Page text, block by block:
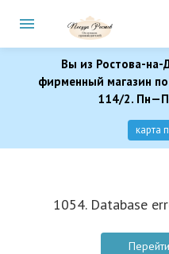
Вы из Ростова-на-
фирменный магазин
114/2.
карта
1054. Database